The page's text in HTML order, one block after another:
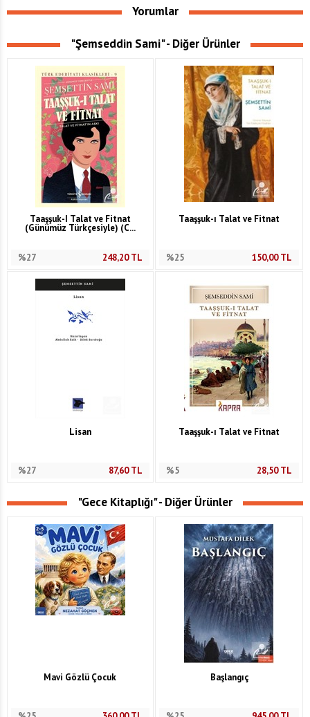
Yorumlar
"Şemseddin Sami" - Diğer Ürünler
Taaşşuk-I Talat ve Fitnat
(Günümüz Türkçesiyle) (C...
%27 248,20TL
Taaşşuk-ı Talat ve Fitnat
%25 150,00TL
Lisan
%27 87,60TL
Taaşşuk-ı Talat ve Fitnat
%5 28,50TL
"Gece Kitaplığı" - Diğer Ürünler
Mavi Gözlü Çocuk Başlangıç